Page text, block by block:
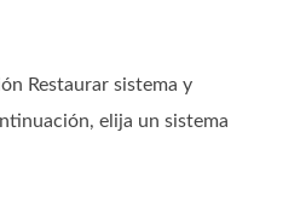
Restaurar sistema y
elija un sistema